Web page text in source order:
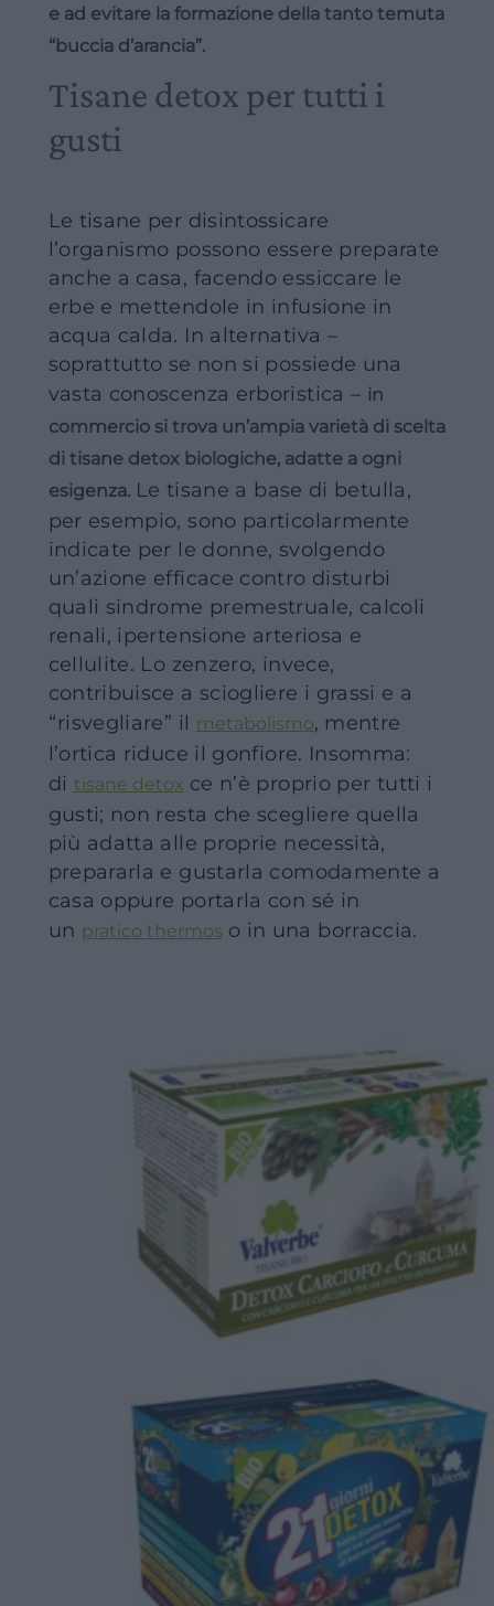
e ad evitare la formazione della tanto temuta
“buccia d’arancia”.
Tisane detox per tutti i
gusti
Le tisane per disintossicare
l’organismo possono essere preparate
anche a casa, facendo essiccare le
erbe e mettendole in infusione in
acqua calda. In alternativa –
soprattutto se non si possiede una
vasta conoscenza erboristica – in
commercio si trova un’ampia varietà di scelta
di tisane detox biologiche, adatte a ogni
esigenza.Le tisane a base di betulla,
per esempio, sono particolarmente
indicate per le donne, svolgendo
un’azione efficace contro disturbi
quali sindrome premestruale, calcoli
renali, ipertensione arteriosa e
cellulite. Lo zenzero, invece,
contribuisce a sciogliere i grassi e a
“risvegliare” il metabolismo, mentre
l’ortica riduce il gonfiore. Insomma:
di tisane detox ce n’è proprio per tutti i
gusti; non resta che scegliere quella
più adatta alle proprie necessità,
prepararla e gustarla comodamente a
casa oppure portarla con sé in
un pratico thermos o in una borraccia.